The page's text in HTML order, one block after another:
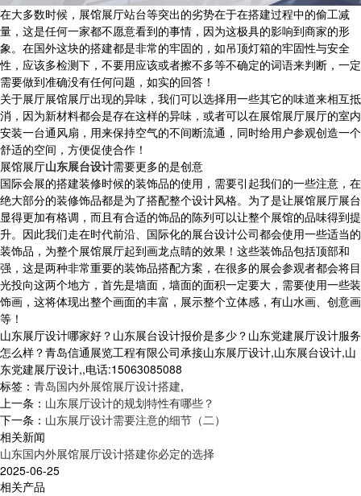
在大多数时候，展馆展厅站台等突出的劣势在于在搭建过程中的偷工减
量，这是任何一家都不愿意看到的事情，因为这极具的影响到商家的形
象。在国外这块的搭建都是非常的牢固的，如吊顶灯箱的牢固性与安全
性，应该多检测下，不要用应该或者擦不多等不确定的词语来判断，一定
需要做到准确没有任何问题，如实的回答！
关于展厅展馆展厅出现的异味，我们可以选择用一些其它的味道来相互抵
消，因为新材料都会是存在这样的异味，或者可以在展馆展厅展厅的室内
安装一台通风扇，用来保持空气的不间断流通，同时给用户参观创造一个
舒适的空间，方便促使合作！
展馆展厅山东展台设计需要更多的是创意
国际会展的搭建装修时候的装饰品的使用，需要引起我们的一些注意，在
绝大部分的装修饰品都是为了搭配整个设计风格。为了是让展馆展厅展台
显得更加有格调，而且有合适的饰品的陈列可以让整个展馆的品味得到提
升。因此我们走在时代前沿、国际化的展台设计公司都会使用一些适当的
装饰品，为整个展馆展厅起到画龙点睛的效果！这些装饰品包括顶部和
强，这是两种非常重要的装饰品搭配方案，在很多的展会参观者都会将目
光投向这两个地方，首先是墙面，墙面的面积一定要大，需要使用一些装
饰画，这将体现出整个画面的丰富，展示整个立体感，有山水画、创意画
等！
山东展厅设计哪家好？山东展台设计报价是多少？山东党建展厅设计服务
怎么样？青岛信通展览工程有限公司承接山东展厅设计,山东展台设计,山
东党建展厅设计,,电话:15063085088
标签： 青岛国内外展馆展厅设计搭建,
上一条： 山东展厅设计的规划特性有哪些？
下一条： 山东展厅设计需要注意的细节（二）
相关新闻
山东国内外展馆展厅设计搭建你必定的选择
2025-06-25
相关产品